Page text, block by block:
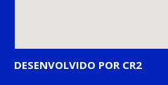
DESENVOLVIDO POR CR2